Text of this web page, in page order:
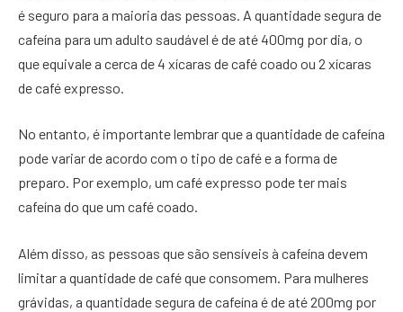
é seguro para a maioria das pessoas. A quantidade segura de
cafeína para um adulto saudável é de até 400mg por dia, o
que equivale a cerca de 4 xícaras de café coado ou 2 xícaras
de café expresso.
No entanto, é importante lembrar que a quantidade de cafeína
pode variar de acordo com o tipo de café e a forma de
preparo. Por exemplo, um café expresso pode ter mais
cafeína do que um café coado.
Além disso, as pessoas que são sensíveis à cafeína devem
limitar a quantidade de café que consomem. Para mulheres
grávidas, a quantidade segura de cafeína é de até 200mg por